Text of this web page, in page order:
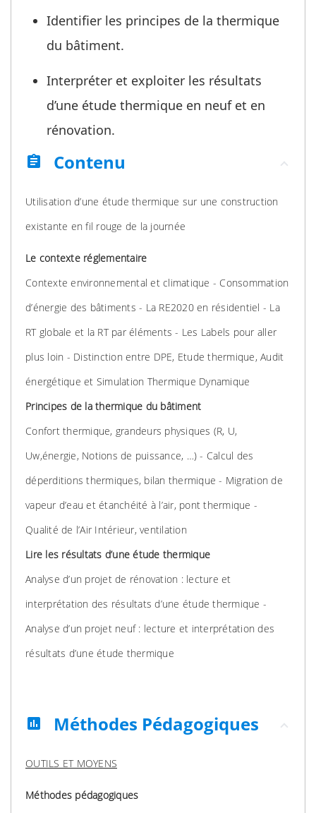
Identifier les principes de la thermique
du bâtiment.
Interpréter et exploiter les résultats
d’une étude thermique en neuf et en
rénovation.
assignment
Contenu
Utilisation d’une étude thermique sur une construction
existante en fil rouge de la journée
Le contexte réglementaire
Contexte environnemental et climatique - Consommation
d’énergie des bâtiments - La RE2020 en résidentiel - La
RT globale et la RT par éléments - Les Labels pour aller
plus loin - Distinction entre DPE, Etude thermique, Audit
énergétique et Simulation Thermique Dynamique
Principes de la thermique du bâtiment
Confort thermique, grandeurs physiques (R, U,
Uw,énergie, Notions de puissance, …) - Calcul des
déperditions thermiques, bilan thermique - Migration de
vapeur d’eau et étanchéité à l’air, pont thermique -
Qualité de l’Air Intérieur, ventilation
Lire les résultats d’une étude thermique
Analyse d’un projet de rénovation : lecture et
interprétation des résultats d’une étude thermique -
Analyse d’un projet neuf : lecture et interprétation des
résultats d’une étude thermique
assessment Méthodes Pédagogiques
OUTILS ET MOYENS
Méthodes pédagogiques